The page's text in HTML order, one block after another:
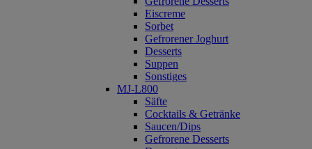
Eiscreme
Sorbet
Gefrorener Joghurt
Desserts
Suppen
Sonstiges
MJ-L800
Säfte
Cocktails & Getränke
Saucen/Dips
Gefrorene Desserts